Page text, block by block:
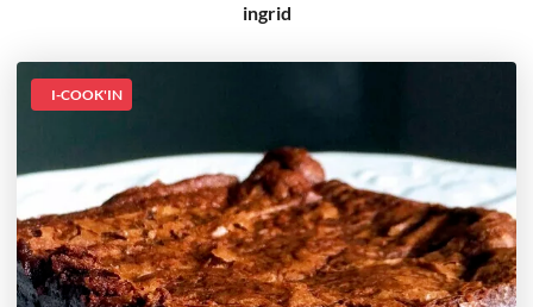
ingrid
I-COOK'IN